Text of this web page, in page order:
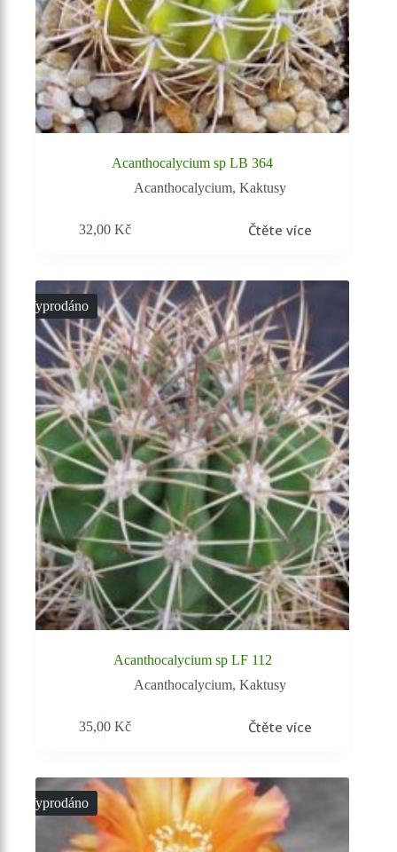
Acanthocalycium sp LB 364
Acanthocalycium,Kaktusy
32,00Kč Čtěte více
Vyprodáno
Acanthocalycium sp LF 112
Acanthocalycium,Kaktusy
35,00Kč Čtěte více
Vyprodáno